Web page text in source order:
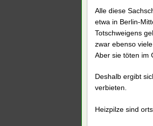
Alle diese
etwa in Berlin-
Totschweigens
zwar ebenso
Aber sie töten im
Deshalb ergibt
verbieten.
Heizpilze sind